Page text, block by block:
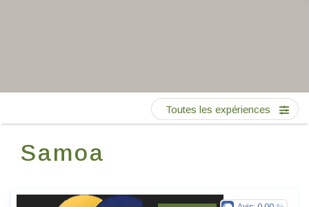
FR EN
Samoa
Toutes les expériences